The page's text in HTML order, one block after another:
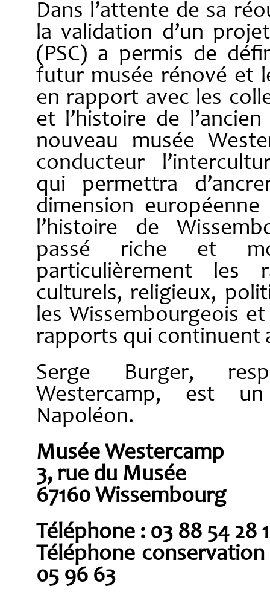
Dans l’attente de sa
la validation d’un
(PSC) a permis de
futur musée rénové et
en rapport avec les
et l’histoire de
nouveau musée
conducteur
qui permettra
dimension
l’histoire de
passé riche et
particulièrement les
culturels, religieux,
les Wissembourgeois
rapports qui continuent
Serge Burger,
Westercamp, est
Napoléon.
Musée Westercamp
3, rue du Musée
67160 Wissembourg
Téléphone : 03 88 54 28
Téléphone
05 96 63